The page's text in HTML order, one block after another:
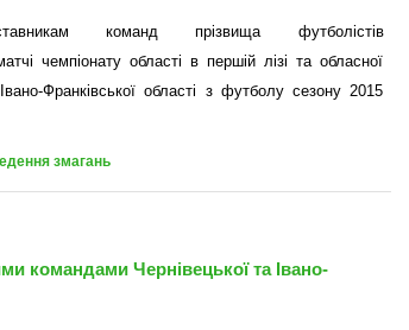
команд прізвища футболістів
чемпіонату області в першій лізі та обласної
Франківської області з футболу сезону 2015
змагань
командами Чернівецької та Івано-